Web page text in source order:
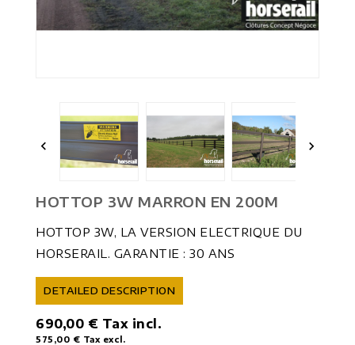
 
HOTTOP 3W MARRON EN 200M
HOTTOP 3W, LA VERSION ELECTRIQUE DU
HORSERAIL. GARANTIE : 30 ANS
DETAILED DESCRIPTION
690,00 € Tax incl.
575,00 € Tax excl.